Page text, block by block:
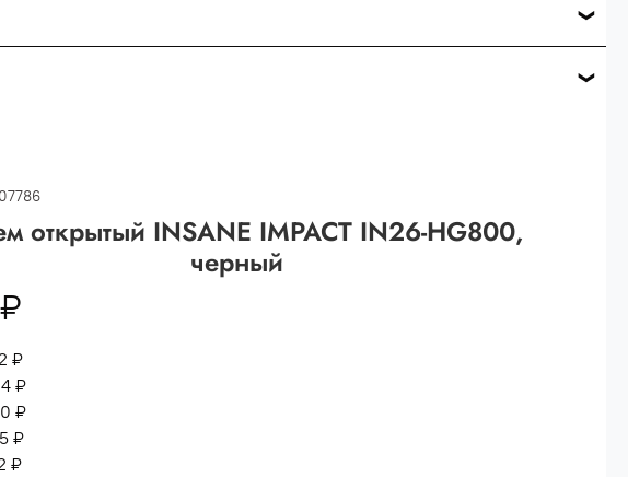
- 30.000 рублей.
80.000 рублей
- 400.000 рублей.
открытый INSANE IMPACT IN26-HG800,
черный
₽
₽
₽
₽
₽